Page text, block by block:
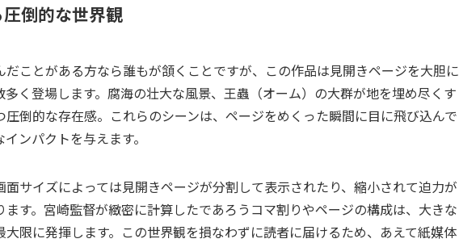
倒的な世界観
ことがある方なら誰もが頷くことですが、この作品は見開きページを大胆に
く登場します。腐海の壮大な風景、王蟲（オーム）の大群が地を埋め尽くす
倒的な存在感。これらのシーンは、ページをめくった瞬間に目に飛び込んで
ンパクトを与えます。
サイズによっては見開きページが分割して表示されたり、縮小されて迫力が
す。宮崎監督が緻密に計算したであろうコマ割りやページの構成は、大きな
限に発揮します。この世界観を損なわずに読者に届けるため、あえて紙媒体